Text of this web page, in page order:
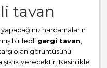
tavan
harcamaların
bir ledli gergi tavan
olan görüntüsünü
verecektir. Kesinlikle